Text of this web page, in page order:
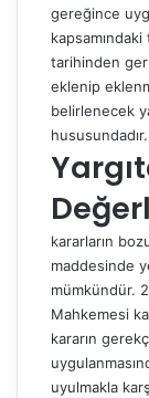
gereğince
tarihinden
eklenip
belirlenecek
hususundadır.
kararların
maddesinde
mümkündür.
Mahkemesi
kararın
uyulmakla